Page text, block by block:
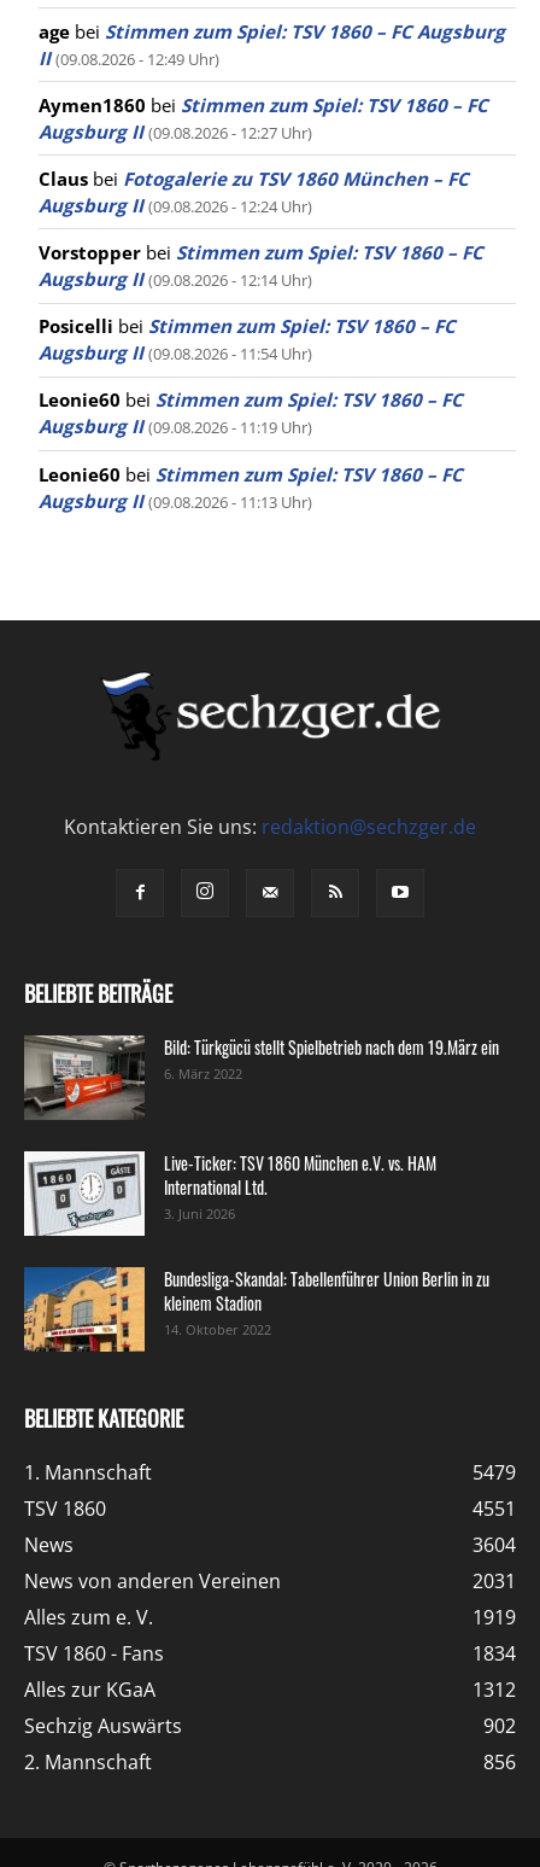
age bei Stimmen zum Spiel: TSV 1860 – FC Augsburg
II (09.08.2026 - 12:49 Uhr)
Aymen1860 bei Stimmen zum Spiel: TSV 1860 – FC
Augsburg II (09.08.2026 - 12:27 Uhr)
Claus bei Fotogalerie zu TSV 1860 München – FC
Augsburg II (09.08.2026 - 12:24 Uhr)
Vorstopper bei Stimmen zum Spiel: TSV 1860 – FC
Augsburg II (09.08.2026 - 12:14 Uhr)
Posicelli bei Stimmen zum Spiel: TSV 1860 – FC
Augsburg II (09.08.2026 - 11:54 Uhr)
Leonie60 bei Stimmen zum Spiel: TSV 1860 – FC
Augsburg II (09.08.2026 - 11:19 Uhr)
Leonie60 bei Stimmen zum Spiel: TSV 1860 – FC
Augsburg II (09.08.2026 - 11:13 Uhr)
Kontaktieren Sie uns: redaktion@sechzger.de
BELIEBTE BEITRÄGE
Bild: Türkgücü stellt Spielbetrieb nach dem 19.März ein
6. März 2022
Live-Ticker: TSV 1860 München e.V. vs. HAM
International Ltd.
3. Juni 2026
Bundesliga-Skandal: Tabellenführer Union Berlin in zu
kleinem Stadion
14. Oktober 2022
BELIEBTE KATEGORIE
1. Mannschaft
5479
TSV 1860
4551
News
3604
News von anderen Vereinen
2031
Alles zum e. V.
1919
TSV 1860 - Fans
1834
Alles zur KGaA
1312
Sechzig Auswärts
902
2. Mannschaft
856